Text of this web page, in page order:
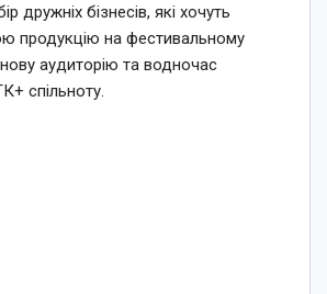
дружніх бізнесів, які хочуть
продукцію на фестивальному
аудиторію та водночас
спільноту.